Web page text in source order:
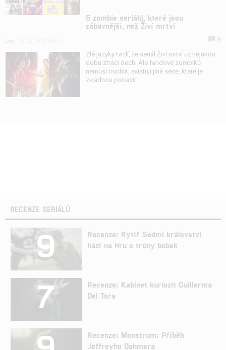
5 zombie seriálů, které jsou
zábavnější, než Živí mrtví
Zlé jazyky tvrdí, že seriál Živí mrtví už nějakou
dobu ztrácí dech. Ale fandové zombíků
nemusí truchlit, existují jiné série, které je
zvládnou pobavit.
RECENZE SERIÁLŮ
9
Recenze: Rytíř Sedmi království
hází na Hru o trůny bobek
7
Recenze: Kabinet kuriozit Guillerma
Del Tora
Recenze: Monstrum: Příběh
Jeffreyho Dahmera